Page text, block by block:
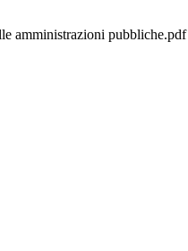
amministrazioni pubbliche.pdf